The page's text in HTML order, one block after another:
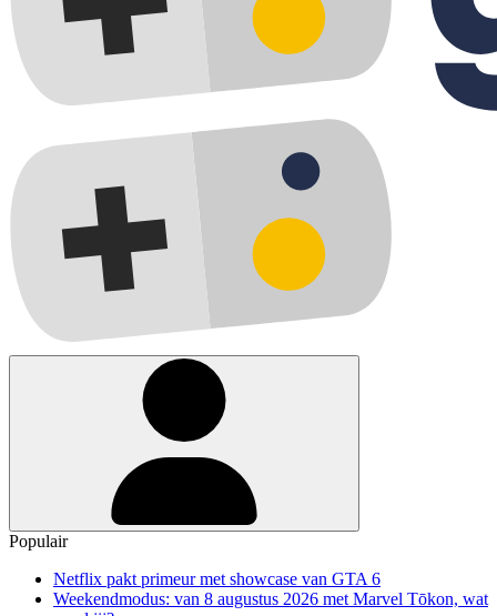
Populair
Netflix pakt primeur met showcase van GTA 6
Weekendmodus: van 8 augustus 2026 met Marvel Tōkon, wat